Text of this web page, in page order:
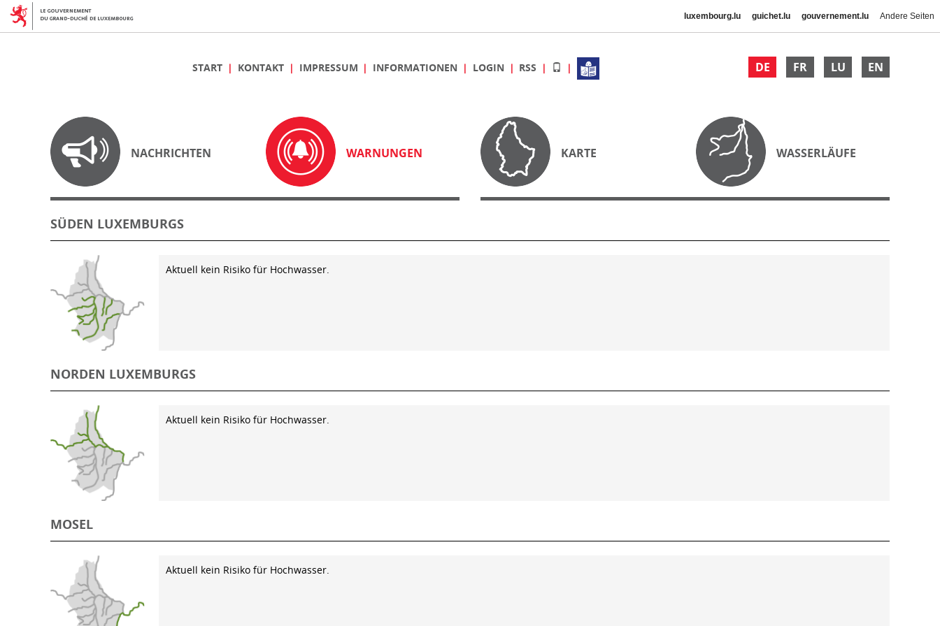
luxembourg.lu guichet.lu gouvernement.lu Andere Seiten
DE FR LU EN
START KONTAKT IMPRESSUM INFORMATIONEN LOGIN RSS
NACHRICHTEN WARNUNGEN KARTE WASSERLÄUFE
SÜDEN LUXEMBURGS
Aktuell kein Risiko für Hochwasser.
NORDEN LUXEMBURGS
Aktuell kein Risiko für Hochwasser.
MOSEL
Aktuell kein Risiko für Hochwasser.